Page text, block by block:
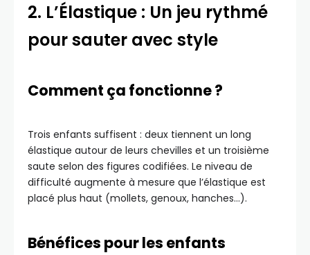
2. L’Élastique : Un jeu rythmé
pour sauter avec style
Comment ça fonctionne ?
Trois enfants suffisent : deux tiennent un long
élastique autour de leurs chevilles et un troisième
saute selon des figures codifiées. Le niveau de
difficulté augmente à mesure que l’élastique est
placé plus haut (mollets, genoux, hanches…).
Bénéfices pour les enfants